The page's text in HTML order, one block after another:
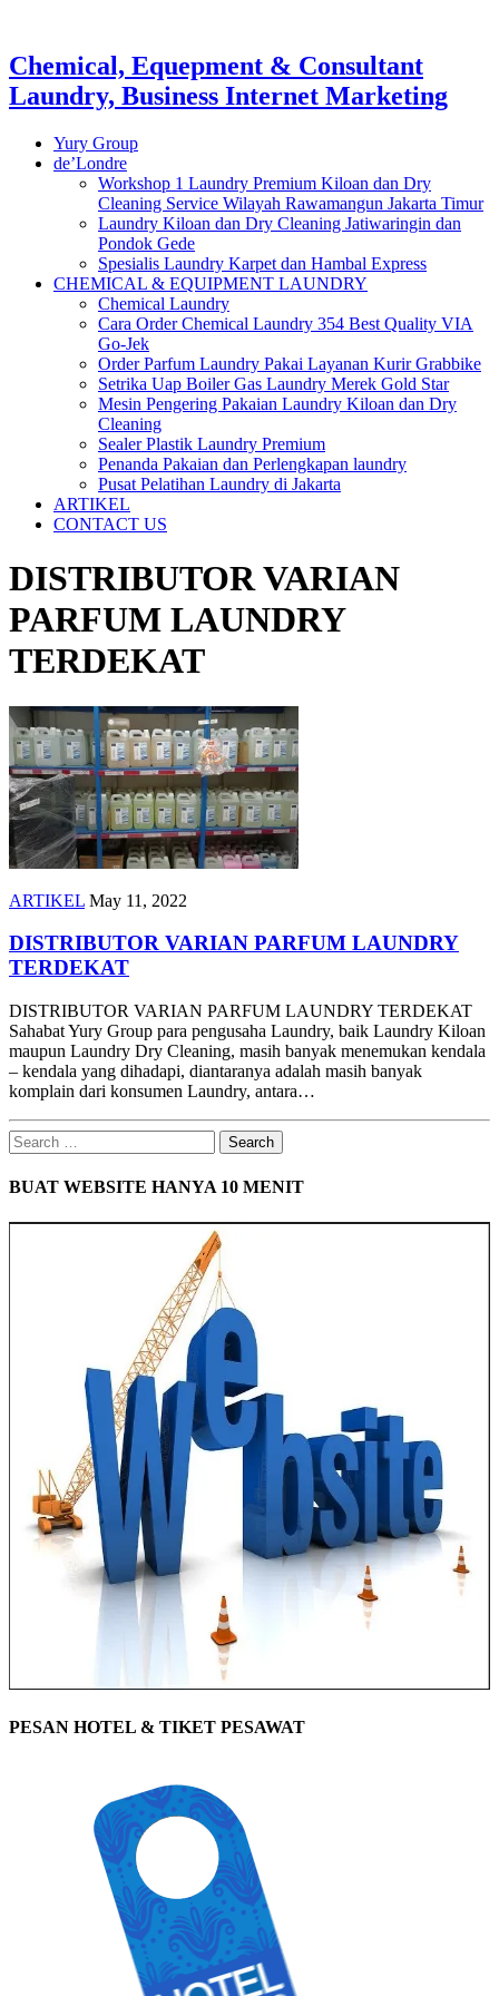
Chemical, Equepment & Consultant
Laundry, Business Internet Marketing
Yury Group
de’Londre
Workshop 1 Laundry Premium Kiloan dan Dry
Cleaning Service Wilayah Rawamangun Jakarta Timur
Laundry Kiloan dan Dry Cleaning Jatiwaringin dan
Pondok Gede
Spesialis Laundry Karpet dan Hambal Express
CHEMICAL & EQUIPMENT LAUNDRY
Chemical Laundry
Cara Order Chemical Laundry 354 Best Quality VIA
Go-Jek
Order Parfum Laundry Pakai Layanan Kurir Grabbike
Setrika Uap Boiler Gas Laundry Merek Gold Star
Mesin Pengering Pakaian Laundry Kiloan dan Dry
Cleaning
Sealer Plastik Laundry Premium
Penanda Pakaian dan Perlengkapan laundry
Pusat Pelatihan Laundry di Jakarta
ARTIKEL
CONTACT US
DISTRIBUTOR VARIAN
PARFUM LAUNDRY
TERDEKAT
ARTIKEL May 11, 2022
DISTRIBUTOR VARIAN PARFUM LAUNDRY
TERDEKAT
DISTRIBUTOR VARIAN PARFUM LAUNDRY TERDEKAT
Sahabat Yury Group para pengusaha Laundry, baik Laundry Kiloan
maupun Laundry Dry Cleaning, masih banyak menemukan kendala
– kendala yang dihadapi, diantaranya adalah masih banyak
komplain dari konsumen Laundry, antara…
Search
for:
BUAT WEBSITE HANYA 10 MENIT
PESAN HOTEL & TIKET PESAWAT